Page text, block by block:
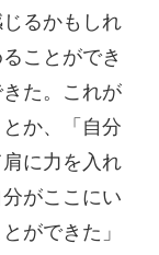
るかもしれ
ことができ
た。これが
か、「自分
に力を入れ
がここにい
ができた」